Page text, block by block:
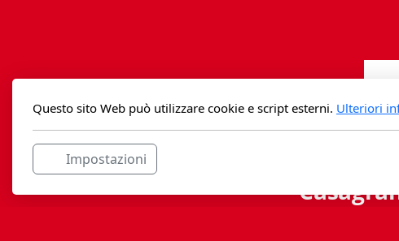
Questo sito Web può utilizzare cookie e script esterni. Ulteriori
Impostazioni